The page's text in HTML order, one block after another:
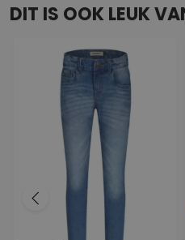
DIT IS OOK LEUK